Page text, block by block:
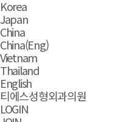
Korea
Japan
China
China(Eng)
Vietnam
Thailand
English
티에스성형외과의원
LOGIN